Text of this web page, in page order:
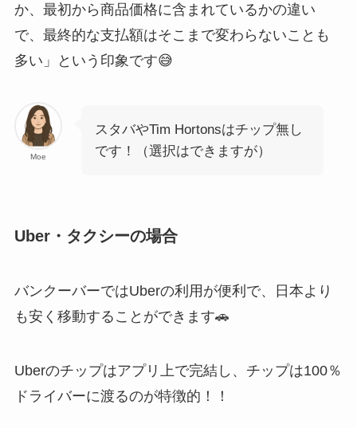
か、最初から商品価格に含まれているかの違い
で、最終的な支払額はそこまで変わらないことも
多い」という印象です😅
Moe
スタバやTim Hortonsはチップ無し
です！（選択はできますが）
Uber・タクシーの場合
バンクーバーではUberの利用が便利で、日本より
も安く移動することができます🚗
Uberのチップはアプリ上で完結し、チップは100％
ドライバーに渡るのが特徴的！！